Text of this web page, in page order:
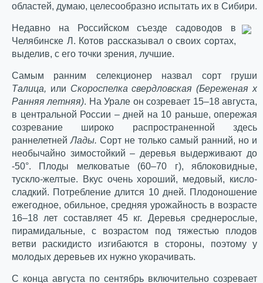
областей, думаю, целесообразно испытать их в Сибири.
Недавно на Российском съезде садоводов в
Челябинске Л. Котов рассказывал о своих сортах,
выделив, с его точки зрения, лучшие.
Самым ранним селекционер назвал сорт груши
Талица, или Скороспелка свердловская (Береженая х
Ранняя летняя). На Урале он созревает 15–18 августа,
в центральной России – дней на 10 раньше, опережая
созревание широко распространенной здесь
раннелетнейЛады. Сорт не только самый ранний, но и
необычайно зимостойкий – деревья выдерживают до
-50°. Плоды мелковатые (60–70 г), яблоковидные,
тускло-желтые. Вкус очень хороший, медовый, кисло-
сладкий. Потребление длится 10 дней. Плодоношение
ежегодное, обильное, средняя урожайность в возрасте
16–18 лет составляет 45 кг. Деревья среднерослые,
пирамидальные, с возрастом под тяжестью плодов
ветви раскидисто изгибаются в стороны, поэтому у
молодых деревьев их нужно укорачивать.
С конца августа по сентябрь включительно созревает